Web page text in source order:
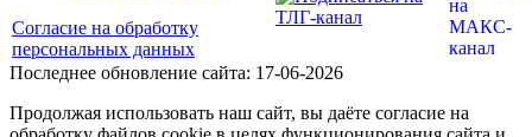
Согласие на обработку
персональных данных
Последнее обновление сайта: 17-06-2026
Продолжая использовать наш сайт, вы даёте согласие на